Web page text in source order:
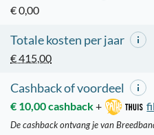
€ 0,00
Totale kosten per jaar
€ 415,00
Cashback of voordeel
€ 10,00 cashback+
De cashback ontvang je van